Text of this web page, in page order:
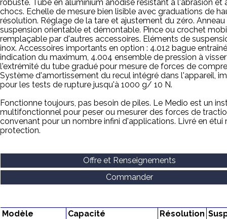
robuste. Tube en aluminium anodisé résistant à l'abrasion et
chocs. Echelle de mesure bien lisible avec graduations de
résolution. Réglage de la tare et ajustement du zéro. Anneau
suspension orientable et démontable. Pince ou crochet
remplaçable par d'autres accessoires. Eléments de
inox. Accessoires importants en option : 4.012 bague
indication du maximum, 4.004 ensemble de pression à
l'extrémité du tube gradué pour mesure de forces de
Système d'amortissement du recul intégré dans l'appareil,
pour les tests de rupture jusqu'à 1000 g/ 10 N.
Fonctionne toujours, pas besoin de piles. Le Medio est un
multifonctionnel pour peser ou mesurer des forces de
convenant pour un nombre infini d'applications. Livré en étui
protection.
Offre et Renseignements
Commander
Modèle Capacité Résolution